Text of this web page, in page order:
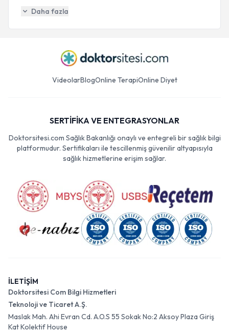
Daha fazla
VideolarBlogOnline TerapiOnline Diyet
SERTİFİKA VE ENTEGRASYONLAR
Doktorsitesi.com Sağlık Bakanlığı onaylı ve entegreli bir sağlık bilgi
platformudur. Sertifikaları ile tescillenmiş güvenilir altyapısıyla
sağlık hizmetlerine erişim sağlar.
İLETİŞİM
Doktorsitesi Com Bilgi Hizmetleri
Teknoloji ve Ticaret A.Ş.
Maslak Mah. Ahi Evran Cd. A.O.S 55 Sokak No:2 Aksoy Plaza Giriş
Kat Kolektif House